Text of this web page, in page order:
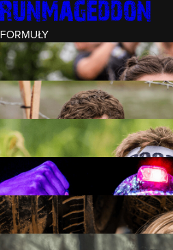
FORMUŁY
INTRO (¼)
15 PRZESZKÓD
3 KM+
REKRUT (½)
30 PRZESZKÓD
6 KM+
RUNMAGEDDON
50 PRZESZKÓD
12 KM+
NOCNY REKRUT (½)
30 PRZESZKÓD
6 KM+
INTRO U-16
15 PRZESZKÓD
3 KM+
RUNMAGEDDON HARDCORE